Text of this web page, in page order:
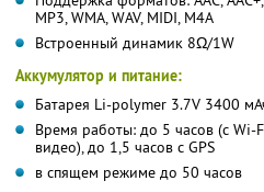
MP3, WMA, WAV, MIDI, M4A
Встроенный динамик 8Ω/1W
Аккумулятор и питание:
Батарея Li-polymer 3.7V 3400
Время работы: до 5 часов (с Wi-
видео), до 1,5 часов с GPS
в спящем режиме до 50 часов